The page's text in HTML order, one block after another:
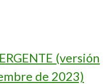
(versión
de 2023)